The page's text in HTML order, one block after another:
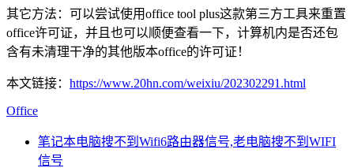
其它方法：可以尝试使用office tool plus这款第三方工具来重置
office许可证，并且也可以顺便查看一下，计算机内是否还包
含有未清理干净的其他版本office的许可证！
本文链接： https://www.20hn.com/weixiu/202302291.html
Office
笔记本电脑搜不到Wifi6路由器信号,老电脑搜不到WIFI
信号